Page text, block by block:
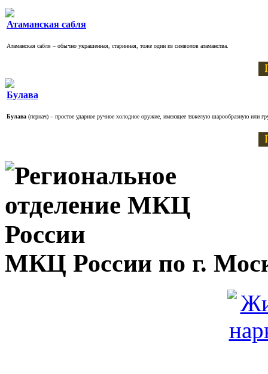
Атаманская сабля
Атаманская сабля – обычно украшенная, старинная, тоже один из символов атаманства.
Булава
Булава (пернач) – простое ударное ручное холодное оружие, имеющее тяжелую шарообразную или
МКЦ России по г.